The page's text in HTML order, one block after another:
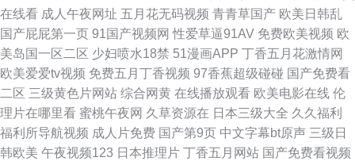
在线看 成人午夜网址 五月花无码视频 青青草国产 欧美日韩乱
国产屁屁第一页 91国产视频网 性爱草逼91AV 免费欧美视频 欧
美岛国一区二区 少妇喷水18禁 51漫画APP 丁香五月花激情网
欧美爱爱tv视频 免费五月丁香视频 97香蕉超级碰碰 国产免费看
二区 三级黄色片网站 综合网黄 在线播放观看 欧美电影在线 伦
理片在哪里看 蜜桃午夜网 久草资源在 日本三级大全 久久福利
福利所导航视频 成人片免费 国产第9页 中文字幕bt原声 三级日
韩欧美 午夜视频123 日本推理片 丁香五月网站 国产免费看视频